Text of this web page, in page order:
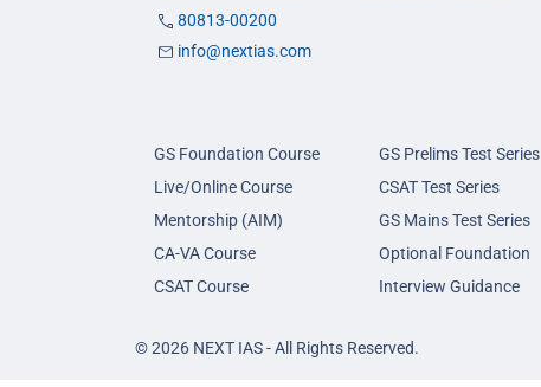
80813-00200
info@nextias.com
GS Foundation Course
Live/Online Course
Mentorship (AIM)
CA-VA Course
CSAT Course
GS Prelims Test Series
CSAT Test Series
GS Mains Test Series
Optional Foundation
Interview Guidance
© 2026 NEXT IAS - All Rights Reserved.